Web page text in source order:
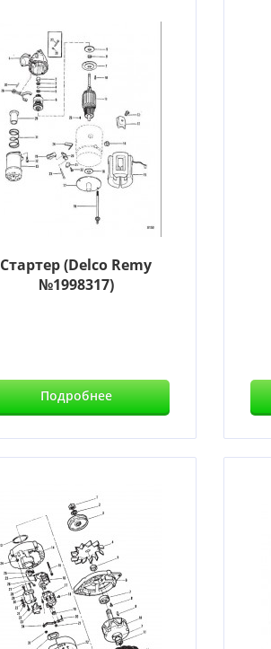
Стартер (Delco Remy
№1998317)
Подробнее